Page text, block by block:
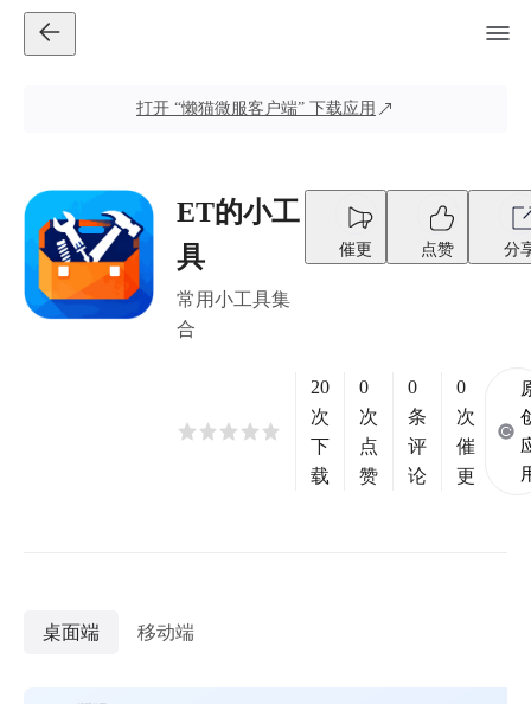
打开 “懒猫微服客户端” 下载应用
ET的小工
具
常用小工具集
合
催更 点赞 分
20
次
下
载
0
次
点
赞
0
条
评
论
0
次
催
更
桌面端 移动端